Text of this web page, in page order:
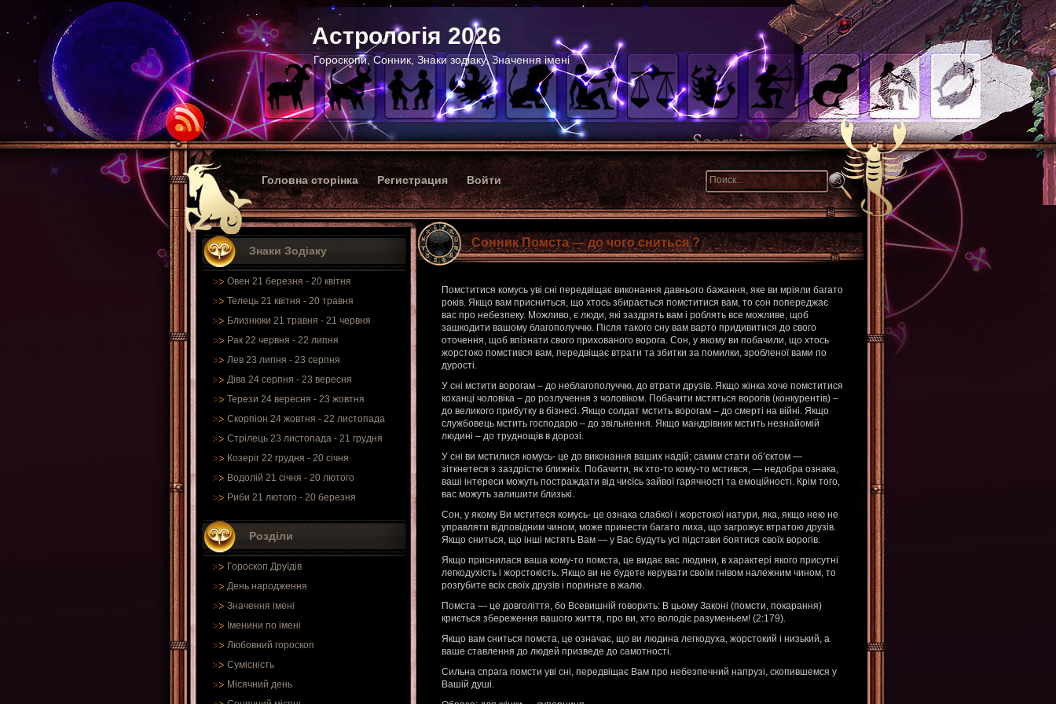
Астрологія 2026
Гороскопи, Сонник, Знаки зодіаку, Значення імені
Головна сторінка Регистрация Войти
Знаки Зодіаку
Овен 21 березня - 20 квітня
Телець 21 квітня - 20 травня
Близнюки 21 травня - 21 червня
Рак 22 червня - 22 липня
Лев 23 липня - 23 серпня
Діва 24 серпня - 23 вересня
Терези 24 вересня - 23 жовтня
Скорпіон 24 жовтня - 22 листопада
Стрілець 23 листопада - 21 грудня
Козеріг 22 грудня - 20 січня
Водолій 21 січня - 20 лютого
Риби 21 лютого - 20 березня
Розділи
Гороскоп Друїдів
День народження
Значення імені
Іменини по імені
Любовний гороскоп
Сумісність
Місячний день
Сонник Помста — до чого сниться ?
Помститися комусь уві сні передвіщає виконання давнього бажання, яке ви мріяли багато
років. Якщо вам присниться, що хтось збирається помститися вам, то сон попереджає
вас про небезпеку. Можливо, є люди, які заздрять вам і роблять все можливе, щоб
зашкодити вашому благополуччю. Після такого сну вам варто придивитися до свого
оточення, щоб впізнати свого прихованого ворога. Сон, у якому ви побачили, що хтось
жорстоко помстився вам, передвіщає втрати та збитки за помилки, зробленої вами по
дурості.
У сні мстити ворогам – до неблагополуччю, до втрати друзів. Якщо жінка хоче помститися
коханці чоловіка – до розлучення з чоловіком. Побачити мстяться ворогів (конкурентів) –
до великого прибутку в бізнесі. Якщо солдат мстить ворогам – до смерті на війні. Якщо
службовець мстить господарю – до звільнення. Якщо мандрівник мстить незнайомій
людині – до труднощів в дорозі.
У сні ви мстилися комусь- це до виконання ваших надій; самим стати об’єктом —
зіткнетеся з заздрістю ближніх. Побачити, як хто-то кому-то мстився, — недобра ознака,
ваші інтереси можуть постраждати від чиєїсь зайвої гарячності та емоційності. Крім того,
вас можуть залишити близькі.
Сон, у якому Ви мститеся комусь- це ознака слабкої і жорстокої натури, яка, якщо нею не
управляти відповідним чином, може принести багато лиха, що загрожує втратою друзів.
Якщо сниться, що інші мстять Вам — у Вас будуть усі підстави боятися своїх ворогів.
Якщо приснилася ваша кому-то помста, це видає вас людини, в характері якого присутні
легкодухість і жорстокість. Якщо ви не будете керувати своїм гнівом належним чином, то
розгубите всіх своїх друзів і пориньте в жалю.
Помста — це довголіття, бо Всевишній говорить: В цьому Законі (помсти, покарання)
криється збереження вашого життя, про ви, хто володіє разуменьем! (2:179).
Якщо вам сниться помста, це означає, що ви людина легкодуха, жорстокий і низький, а
ваше ставлення до людей призведе до самотності.
Сильна спрага помсти уві сні, передвіщає Вам про небезпечний напрузі, скопившемся у
Вашій душі.